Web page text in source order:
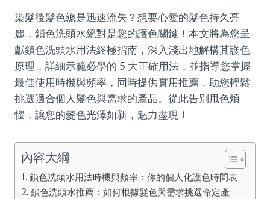
染髮後髮色總是迅速流失？想要心愛的髮色持久亮
麗，鎖色洗頭水絕對是您的護色關鍵！本文將為您呈
獻鎖色洗頭水用法終極指南，深入淺出地解構其護色
原理，詳細示範必學的 5 大正確用法，並指導您掌握
最佳使用時機與頻率，同時提供實用推薦，助您輕鬆
挑選適合個人髮色與需求的產品。從此告別甩色煩
惱，讓您的髮色光澤如新，魅力盡現！
內容大綱
鎖色洗頭水用法時機與頻率：你的個人化護色時間表
鎖色洗頭水推薦：如何根據髮色與需求挑選命定產